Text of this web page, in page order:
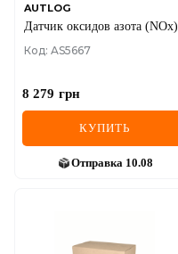
AUTLOG
Датчик оксидов азота (NOx)
Код: AS5667
8 279 грн
КУПИТЬ
Отправка 10.08